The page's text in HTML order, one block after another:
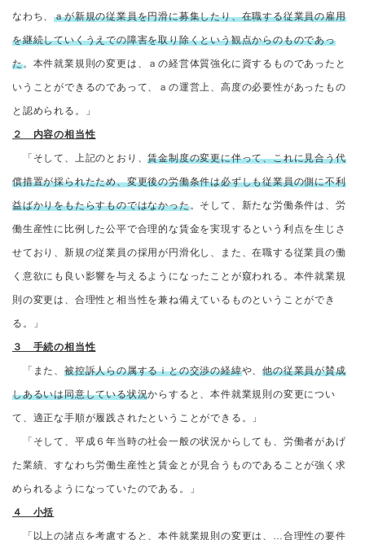
なわち、ａが新規の従業員を円滑に募集したり、在職する従業員の雇用
を継続していくうえでの障害を取り除くという観点からのものであっ
た。本件就業規則の変更は、ａの経営体質強化に資するものであったと
いうことができるのであって、ａの運営上、高度の必要性があったもの
と認められる。」
２ 内容の相当性
「そして、上記のとおり、賃金制度の変更に伴って、これに見合う代
償措置が採られたため、変更後の労働条件は必ずしも従業員の側に不利
益ばかりをもたらすものではなかった。そして、新たな労働条件は、労
働生産性に比例した公平で合理的な賃金を実現するという利点を生じさ
せており、新規の従業員の採用が円滑化し、また、在職する従業員の働
く意欲にも良い影響を与えるようになったことが窺われる。本件就業規
則の変更は、合理性と相当性を兼ね備えているものということができ
る。」
３ 手続の相当性
「また、被控訴人らの属するｉとの交渉の経緯や、他の従業員が賛成
しあるいは同意している状況からすると、本件就業規則の変更につい
て、適正な手順が履践されたということができる。」
「そして、平成６年当時の社会一般の状況からしても、労働者があげ
た業績、すなわち労働生産性と賃金とが見合うものであることが強く求
められるようになっていたのである。」
４ 小括
「以上の諸点を考慮すると、本件就業規則の変更は、…合理性の要件